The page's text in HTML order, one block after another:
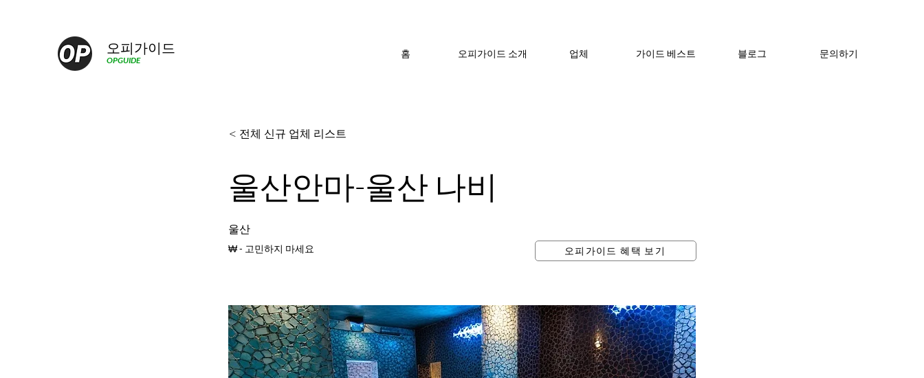
오피가이드
OPGUIDE
홈 오피가이드 소개 업체 가이드 베스트 블로그 문의하기
< 전체 신규 업체 리스트
울산안마-울산 나비
울산
₩ - 고민하지 마세요 오피가이드 혜택 보기